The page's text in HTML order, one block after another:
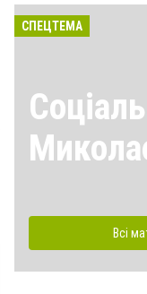
СПЕЦТЕМА
Всі